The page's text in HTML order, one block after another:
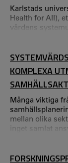
Karlstads
Health for All),
vårdens
KOMPLEXA
Många viktiga
mellan olika
inget samlat